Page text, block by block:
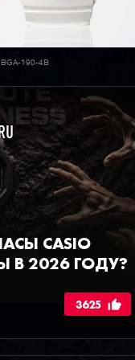
190-4B
CASIO
В 2026 ГОДУ?
3625